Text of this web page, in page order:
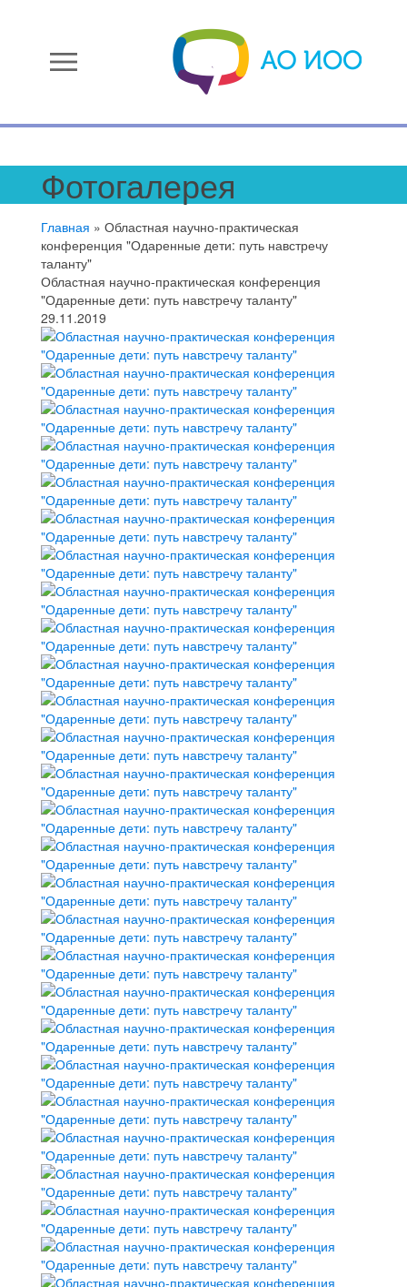
menu
Фотогалерея
Главная » Областная научно-практическая
конференция "Одаренные дети: путь навстречу
таланту"
Областная научно-практическая конференция
"Одаренные дети: путь навстречу таланту"
29.11.2019